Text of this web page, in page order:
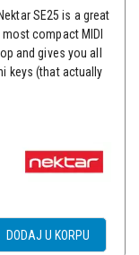
SE25 is a great
compact MIDI
and gives you all
keys (that actually
DODAJ U KORPU